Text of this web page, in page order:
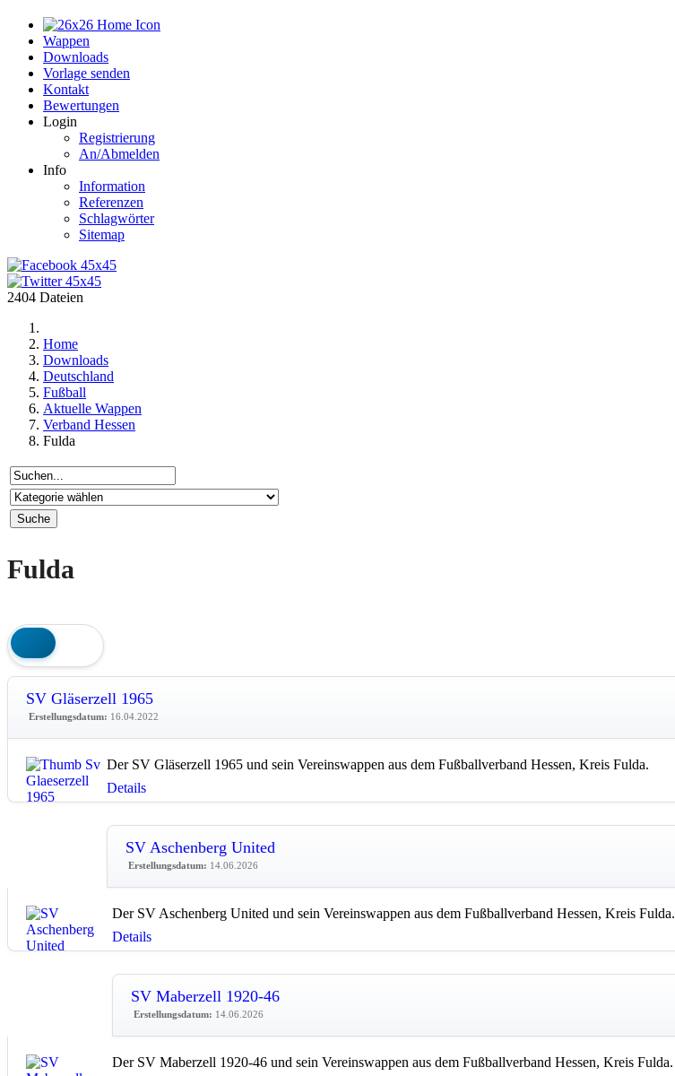
Wappen
Downloads
Vorlage senden
Kontakt
Bewertungen
Login
Registrierung
An/Abmelden
Info
Information
Referenzen
Schlagwörter
Sitemap
2404 Dateien
Home
Downloads
Deutschland
Fußball
Aktuelle Wappen
Verband Hessen
Fulda
Fulda
SV Gläserzell 1965
Erstellungsdatum: 16.04.2022
Der SV Gläserzell 1965 und sein Vereinswappen aus dem Fußballverband Hessen, Kreis Fulda.
Details
SV Aschenberg United
Erstellungsdatum: 14.06.2026
Der SV Aschenberg United und sein Vereinswappen aus dem Fußballverband Hessen, Kreis Fulda.
Details
SV Maberzell 1920-46
Erstellungsdatum: 14.06.2026
Der SV Maberzell 1920-46 und sein Vereinswappen aus dem Fußballverband Hessen, Kreis Fulda.